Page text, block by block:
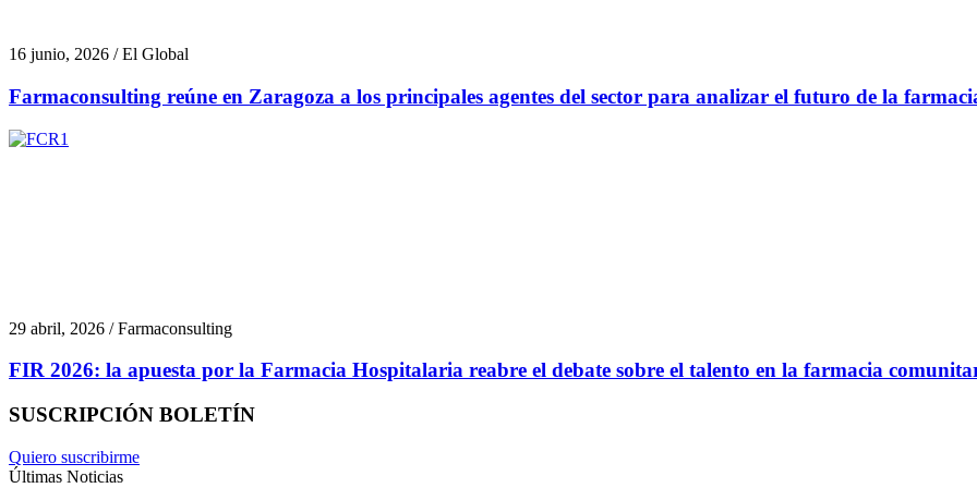
16 junio, 2026 / El Global
Farmaconsulting reúne en Zaragoza a los principales agentes del sector para analizar el futuro de la
29 abril, 2026 / Farmaconsulting
FIR 2026: la apuesta por la Farmacia Hospitalaria reabre el debate sobre el talento en la farmacia
SUSCRIPCIÓN BOLETÍN
Quiero suscribirme
Últimas Noticias